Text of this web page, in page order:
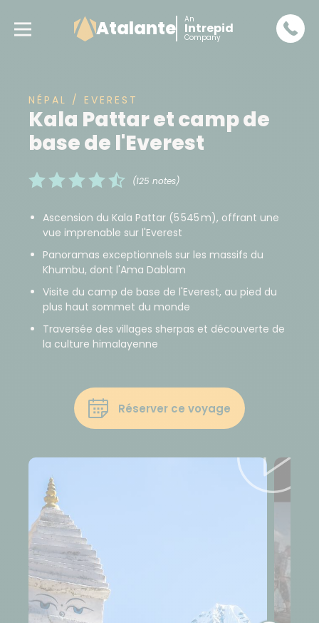
Atalante An
Intrepid
Company
NÉPAL / EVEREST
Kala Pattar et camp de
base de l'Everest
(125 notes)
Ascension du Kala Pattar (5 545 m), offrant une
vue imprenable sur l'Everest
​Panoramas exceptionnels sur les massifs du
Khumbu, dont l'Ama Dablam​
​Visite du camp de base de l'Everest, au pied du
plus haut sommet du monde
​Traversée des villages sherpas et découverte de
la culture himalayenne​
Réserver ce voyage